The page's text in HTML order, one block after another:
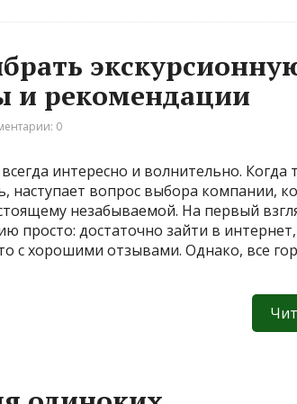
и рекомендации
0
интересно и волнительно. Когда
наступает вопрос выбора компании,
незабываемой. На первый
просто: достаточно зайти в
с хорошими отзывами. Однако, все